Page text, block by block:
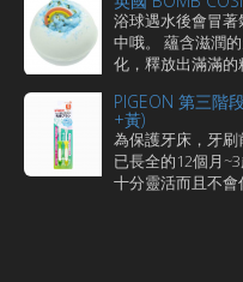
浴球遇水後會冒
中哦。 蘊含滋潤
化，釋放出滿滿的
PIGEON 第三階
+黃)
為保護牙床，牙
已長全的12個月
十分靈活而且不會